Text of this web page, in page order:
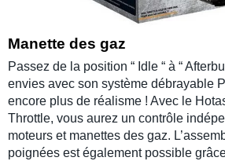
Manette des gaz
Passez de la position “ Idle “ à “
envies avec son système débrayable
encore plus de réalisme ! Avec le
Throttle, vous aurez un contrôle
moteurs et manettes des gaz.
poignées est également possible